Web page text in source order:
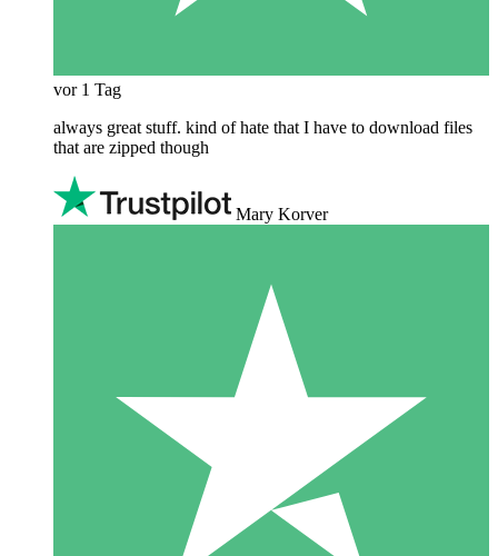
vor 1 Tag
always great stuff. kind of hate that I have to download files
that are zipped though
Mary Korver